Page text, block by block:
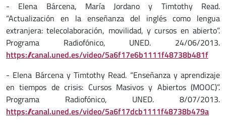
- Elena Bárcena, María Jordano y Timtothy Read.
“Actualización en la enseñanza del inglés como lengua
extranjera: telecolaboración, movilidad, y cursos en abierto”.
Programa Radiofónico, UNED. 24/06/2013.
https://canal.uned.es/video/5a6f17e6b1111f48738b481f
- Elena Bárcena y Timtothy Read. “Enseñanza y aprendizaje
en tiempos de crisis: Cursos Masivos y Abiertos (MOOC)”.
Programa Radiofónico, UNED. 8/07/2013.
https://canal.uned.es/video/5a6f17dcb1111f48738b479a